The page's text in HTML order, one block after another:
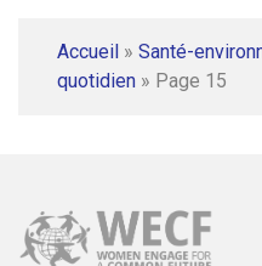
Accueil » Santé-
quotidien » Page 15